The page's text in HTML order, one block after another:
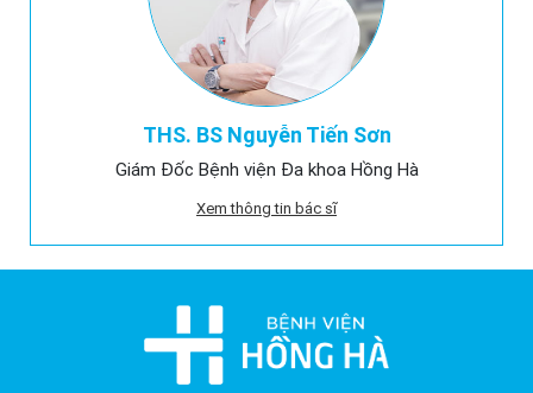
THS. BS Nguyễn Tiến Sơn
Giám Đốc Bệnh viện Đa khoa Hồng Hà
Xem thông tin bác sĩ